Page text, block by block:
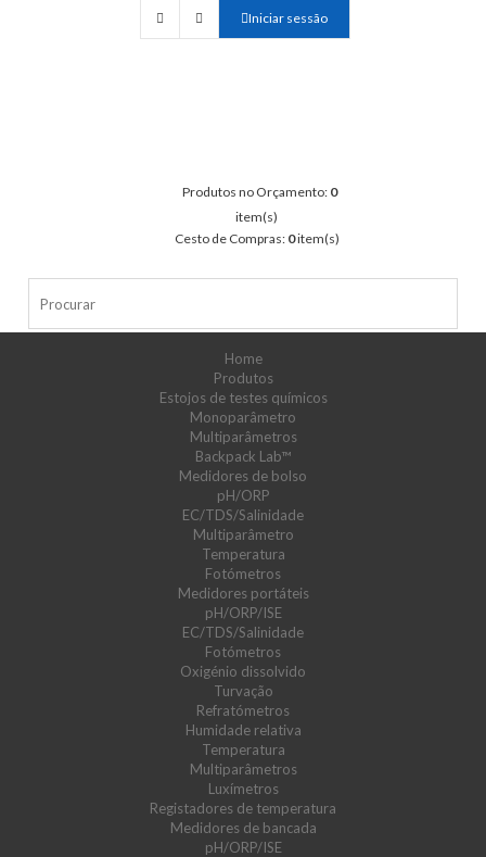
Iniciar sessão
Produtos no Orçamento: 0
item(s)
Cesto de Compras: 0item(s)
Home
Produtos
Estojos de testes químicos
Monoparâmetro
Multiparâmetros
Backpack Lab™
Medidores de bolso
pH/ORP
EC/TDS/Salinidade
Multiparâmetro
Temperatura
Fotómetros
Medidores portáteis
pH/ORP/ISE
EC/TDS/Salinidade
Fotómetros
Oxigénio dissolvido
Turvação
Refratómetros
Humidade relativa
Temperatura
Multiparâmetros
Luxímetros
Registadores de temperatura
Medidores de bancada
pH/ORP/ISE